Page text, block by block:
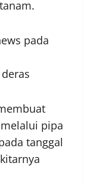
pada
pipa
tanggal